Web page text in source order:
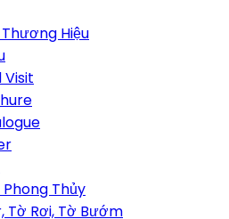
Hiệu
Visit
Phong Thủy
Tờ Rơi, Tờ Bướm